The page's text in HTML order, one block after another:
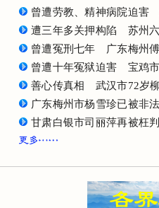
曾遭劳教、精神病院迫害
遭三年多关押构陷 苏州
曾遭冤刑七年 广东梅州
曾遭十年冤狱迫害 宝鸡
善心传真相 武汉市72岁
广东梅州市杨雪珍已被非
甘肃白银市司丽萍再被枉